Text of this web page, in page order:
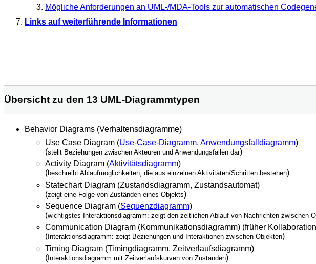
Mögliche Anforderungen an UML-/MDA-Tools zur automatischen
Links auf weiterführende Informationen
Übersicht zu den 13 UML-Diagrammtypen
Behavior Diagrams (Verhaltensdiagramme)
Use Case Diagram (Use-Case-Diagramm, Anwendungsfalldiagramm)
(stellt Beziehungen zwischen Akteuren und Anwendungsfällen dar)
Activity Diagram (Aktivitätsdiagramm)
(beschreibt Ablaufmöglichkeiten, die aus einzelnen Aktivitäten/Schritten bestehen)
Statechart Diagram (Zustandsdiagramm, Zustandsautomat)
(zeigt eine Folge von Zuständen eines Objekts)
Sequence Diagram (Sequenzdiagramm)
(wichtigstes Interaktionsdiagramm: zeigt den zeitlichen Ablauf von Nachrichten zwischen
Communication Diagram (Kommunikationsdiagramm) (früher
( Interaktionsdiagramm: zeigt Beziehungen und Interaktionen zwischen Objekten)
Timing Diagram (Timingdiagramm, Zeitverlaufsdiagramm)
(Interaktionsdiagramm mit Zeitverlaufskurven von Zuständen)